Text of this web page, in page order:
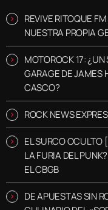
REVIVE RITOQUE
NUESTRA PROPIA
MOTOROCK 17:
GARAGE DE JAMES
CASCO?
ROCK NEWS
EL SURCO OCULTO
LA FURIA DEL
EL CBGB
DE APUESTAS SIN